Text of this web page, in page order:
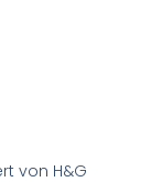
von H&G